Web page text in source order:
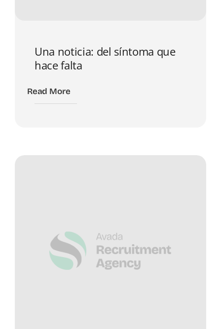
Una noticia: del síntoma que
hace falta
Read More